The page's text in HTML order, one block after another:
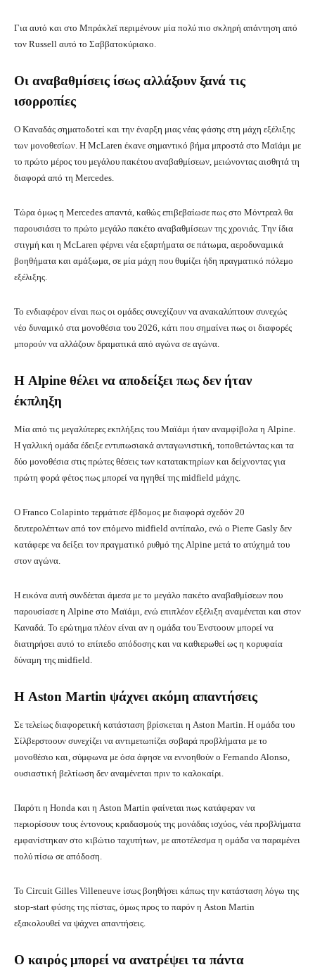
Για αυτό και στο Μπράκλεϊ περιμένουν μία πολύ πιο σκληρή απάντηση από
τον Russell αυτό το Σαββατοκύριακο.
Οι αναβαθμίσεις ίσως αλλάξουν ξανά τις
ισορροπίες
Ο Καναδάς σηματοδοτεί και την έναρξη μιας νέας φάσης στη μάχη εξέλιξης
των μονοθεσίων. Η McLaren έκανε σημαντικό βήμα μπροστά στο Μαϊάμι με
το πρώτο μέρος του μεγάλου πακέτου αναβαθμίσεων, μειώνοντας αισθητά τη
διαφορά από τη Mercedes.
Τώρα όμως η Mercedes απαντά, καθώς επιβεβαίωσε πως στο Μόντρεαλ θα
παρουσιάσει το πρώτο μεγάλο πακέτο αναβαθμίσεων της χρονιάς. Την ίδια
στιγμή και η McLaren φέρνει νέα εξαρτήματα σε πάτωμα, αεροδυναμικά
βοηθήματα και αμάξωμα, σε μία μάχη που θυμίζει ήδη πραγματικό πόλεμο
εξέλιξης.
Το ενδιαφέρον είναι πως οι ομάδες συνεχίζουν να ανακαλύπτουν συνεχώς
νέο δυναμικό στα μονοθέσια του 2026, κάτι που σημαίνει πως οι διαφορές
μπορούν να αλλάζουν δραματικά από αγώνα σε αγώνα.
Η Alpine θέλει να αποδείξει πως δεν ήταν
έκπληξη
Μία από τις μεγαλύτερες εκπλήξεις του Μαϊάμι ήταν αναμφίβολα η Alpine.
Η γαλλική ομάδα έδειξε εντυπωσιακά ανταγωνιστική, τοποθετώντας και τα
δύο μονοθέσια στις πρώτες θέσεις των κατατακτηρίων και δείχνοντας για
πρώτη φορά φέτος πως μπορεί να ηγηθεί της midfield μάχης.
Ο Franco Colapinto τερμάτισε έβδομος με διαφορά σχεδόν 20
δευτερολέπτων από τον επόμενο midfield αντίπαλο, ενώ ο Pierre Gasly δεν
κατάφερε να δείξει τον πραγματικό ρυθμό της Alpine μετά το ατύχημά του
στον αγώνα.
Η εικόνα αυτή συνδέεται άμεσα με το μεγάλο πακέτο αναβαθμίσεων που
παρουσίασε η Alpine στο Μαϊάμι, ενώ επιπλέον εξέλιξη αναμένεται και στον
Καναδά. Το ερώτημα πλέον είναι αν η ομάδα του Ένστοουν μπορεί να
διατηρήσει αυτό το επίπεδο απόδοσης και να καθιερωθεί ως η κορυφαία
δύναμη της midfield.
Η Aston Martin ψάχνει ακόμη απαντήσεις
Σε τελείως διαφορετική κατάσταση βρίσκεται η Aston Martin. Η ομάδα του
Σίλβερστοουν συνεχίζει να αντιμετωπίζει σοβαρά προβλήματα με το
μονοθέσιο και, σύμφωνα με όσα άφησε να εννοηθούν ο Fernando Alonso,
ουσιαστική βελτίωση δεν αναμένεται πριν το καλοκαίρι.
Παρότι η Honda και η Aston Martin φαίνεται πως κατάφεραν να
περιορίσουν τους έντονους κραδασμούς της μονάδας ισχύος, νέα προβλήματα
εμφανίστηκαν στο κιβώτιο ταχυτήτων, με αποτέλεσμα η ομάδα να παραμένει
πολύ πίσω σε απόδοση.
Το Circuit Gilles Villeneuve ίσως βοηθήσει κάπως την κατάσταση λόγω της
stop-start φύσης της πίστας, όμως προς το παρόν η Aston Martin
εξακολουθεί να ψάχνει απαντήσεις.
Ο καιρός μπορεί να ανατρέψει τα πάντα